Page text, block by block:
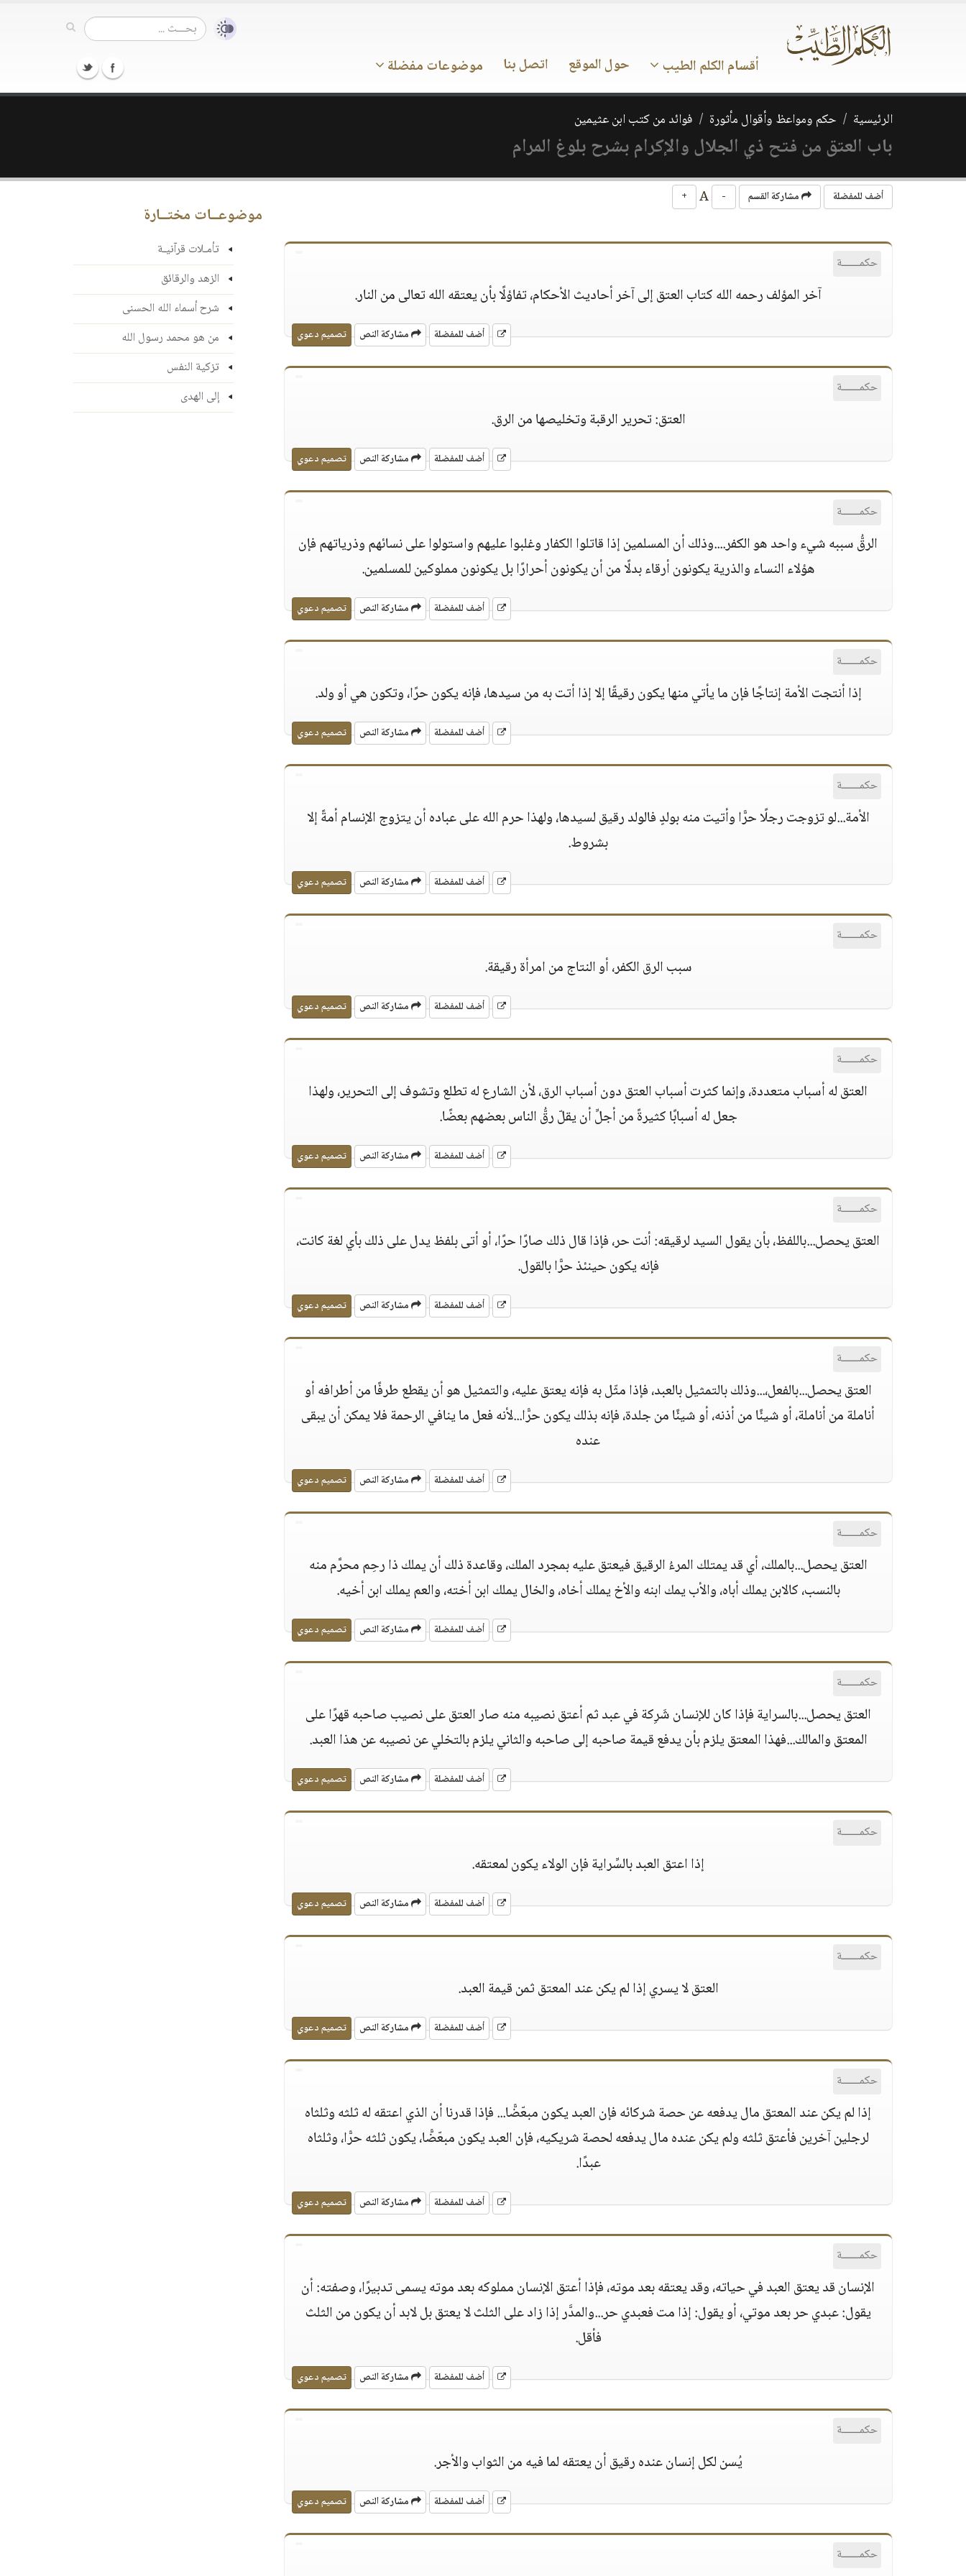
أقسام الكلم الطيب حول الموقع اتصل بنا موضوعات مفضلة
الرئيسية حكم ومواعظ وأقوال مأثورة فوائد من كتب ابن عثيمين
باب العتق من فتح ذي الجلال والإكرام بشرح بلوغ المرام
أضف للمفضلة مشاركة القسم -
+
حكمــــــة
آخر المؤلف رحمه الله كتاب العتق إلى آخر أحاديث الأحكام، تفاؤلًا بأن يعتقه الله تعالى من النار.
أضف للمفضلة مشاركة النص تصميم دعوي
حكمــــــة
العتق: تحرير الرقبة وتخليصها من الرق.
أضف للمفضلة مشاركة النص تصميم دعوي
حكمــــــة
الرقُّ سببه شيء واحد هو الكفر....وذلك أن المسلمين إذا قاتلوا الكفار وغلبوا عليهم واستولوا على نسائهم وذرياتهم فإن
هؤلاء النساء والذرية يكونون أرقاء بدلًا من أن يكونون أحرارًا بل يكونون مملوكين للمسلمين.
أضف للمفضلة مشاركة النص تصميم دعوي
حكمــــــة
إذا أنتجت الأمة إنتاجًا فإن ما يأتي منها يكون رقيقًا إلا إذا أتت به من سيدها، فإنه يكون حرًا، وتكون هي أو ولد.
أضف للمفضلة مشاركة النص تصميم دعوي
حكمــــــة
الأمة...لو تزوجت رجلًا حرًّا وأتيت منه بولدٍ فالولد رقيق لسيدها، ولهذا حرم الله على عباده أن يتزوج الإنسام أمةً إلا
بشروط.
أضف للمفضلة مشاركة النص تصميم دعوي
حكمــــــة
سبب الرق الكفر، أو النتاج من امرأة رقيقة.
أضف للمفضلة مشاركة النص تصميم دعوي
حكمــــــة
العتق له أسباب متعددة، وإنما كثرت أسباب العتق دون أسباب الرق، لأن الشارع له تطلع وتشوف إلى التحرير، ولهذا
جعل له أسبابًا كثيرةً من أجلِّ أن يقلّ رقُّ الناس بعضهم بعضًا.
أضف للمفضلة مشاركة النص تصميم دعوي
حكمــــــة
العتق يحصل...باللفظ، بأن يقول السيد لرقيقه: أنت حر، فإذا قال ذلك صارًا حرًا، أو أتى بلفظ يدل على ذلك بأي لغة كانت،
فإنه يكون حينئذ حرًّا بالقول.
أضف للمفضلة مشاركة النص تصميم دعوي
حكمــــــة
العتق يحصل...بالفعل،...وذلك بالتمثيل بالعبد، فإذا مثّل به فإنه يعتق عليه، والتمثيل هو أن يقطع طرفًا من أطرافه أو
أناملة من أناملة، أو شيئًا من أذنه، أو شيئًا من جلدة، فإنه بذلك يكون حرًّا...لأنه فعل ما ينافي الرحمة فلا يمكن أن يبقى
عنده
أضف للمفضلة مشاركة النص تصميم دعوي
حكمــــــة
العتق يحصل...بالملك، أي قد يمتلك المرءُ الرقيق فيعتق عليه بمجرد الملك، وقاعدة ذلك أن يملك ذا رحِم محرَّم منه
بالنسب، كالابن يملك أباه، والأب يمك ابنه والأخ يملك أخاه، والخال يملك ابن أخته، والعم يملك ابن أخيه.
أضف للمفضلة مشاركة النص تصميم دعوي
حكمــــــة
العتق يحصل...بالسراية فإذا كان للإنسان شَرِكة في عبد ثم أعتق نصيبه منه صار العتق على نصيب صاحبه قهرًا على
المعتق والمالك...فهذا المعتق يلزم بأن يدفع قيمة صاحبه إلى صاحبه والثاني يلزم بالتخلي عن نصيبه عن هذا العبد.
أضف للمفضلة مشاركة النص تصميم دعوي
حكمــــــة
إذا اعتق العبد بالسِّراية فإن الولاء يكون لمعتقه.
أضف للمفضلة مشاركة النص تصميم دعوي
حكمــــــة
العتق لا يسري إذا لم يكن عند المعتق ثمن قيمة العبد.
أضف للمفضلة مشاركة النص تصميم دعوي
حكمــــــة
إذا لم يكن عند المعتق مال يدفعه عن حصة شركائه فإن العبد يكون مبعّضًّا... فإذا قدرنا أن الذي اعتقه له ثلثه وثلثاه
لرجلين آخرين فأعتق ثلثه ولم يكن عنده مال يدفعه لحصة شريكيه، فإن العبد يكون مبعّضًّا، يكون ثلثه حرًّا، وثلثاه
عبدًا.
أضف للمفضلة مشاركة النص تصميم دعوي
حكمــــــة
الإنسان قد يعتق العبد في حياته، وقد يعتقه بعد موته، فإذا أعتق الإنسان مملوكه بعد موته يسمى تدبيرًا، وصفته: أن
يقول: عبدي حر بعد موتي، أو يقول: إذا مت فعبدي حر...والمدَّر إذا زاد على الثلث لا يعتق بل لابد أن يكون من الثلث
فأقل.
أضف للمفضلة مشاركة النص تصميم دعوي
حكمــــــة
يُسن لكل إنسان عنده رقيق أن يعتقه لما فيه من الثواب والأجر.
أضف للمفضلة مشاركة النص تصميم دعوي
حكمــــــة
موضوعــات مختــارة
تأمـلات قرآنيـة
الزهد والرقائق
شرح أسماء الله الحسنى
من هو محمد رسول الله
تزكية النفس
إلى الهدى